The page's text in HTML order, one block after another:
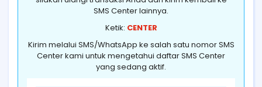
SMS Center lainnya.
Ketik: CENTER
Kirim melalui SMS/WhatsApp ke salah satu nomor SMS
Center kami untuk mengetahui daftar SMS Center
yang sedang aktif.